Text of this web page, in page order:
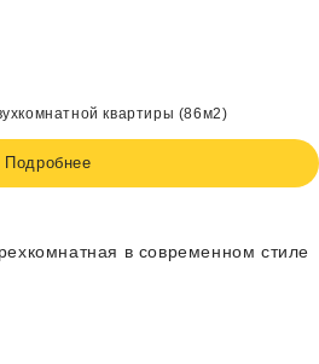
квартиры (86м2)
Подробнее